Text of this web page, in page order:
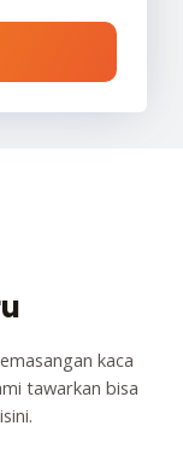
kaca
tawarkan bisa